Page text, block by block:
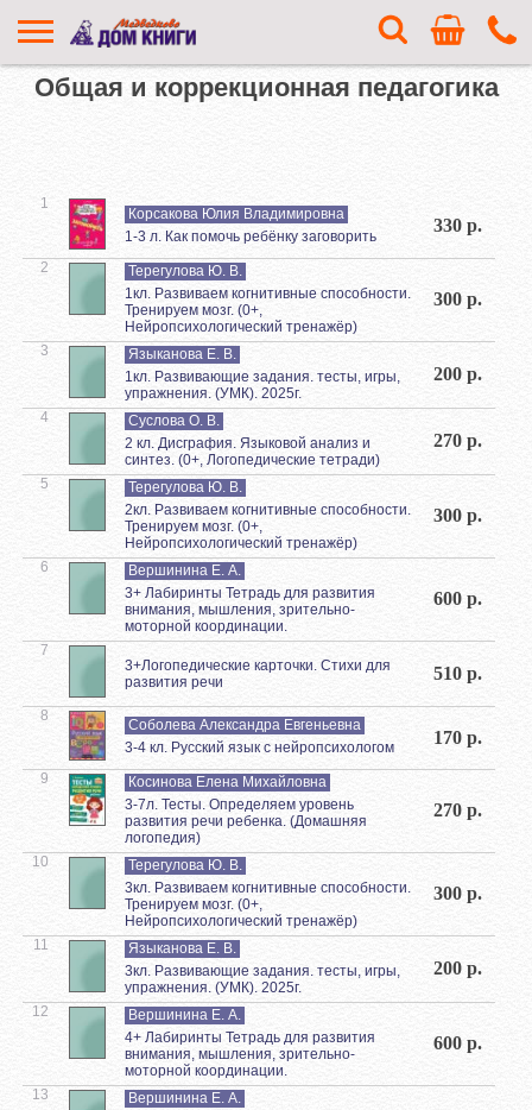
Общая и коррекционная педагогика
1
Корсакова Юлия Владимировна
1-3 л. Как помочь ребёнку заговорить
330 р.
2
Терегулова Ю. В.
1кл. Развиваем когнитивные способности.
Тренируем мозг. (0+,
Нейропсихологический тренажёр)
300 р.
3
Языканова Е. В.
1кл. Развивающие задания. тесты, игры,
упражнения. (УМК). 2025г.
200 р.
4
Суслова О. В.
2 кл. Дисграфия. Языковой анализ и
синтез. (0+, Логопедические тетради)
270 р.
5
Терегулова Ю. В.
2кл. Развиваем когнитивные способности.
Тренируем мозг. (0+,
Нейропсихологический тренажёр)
300 р.
6
Вершинина Е. А.
3+ Лабиринты Тетрадь для развития
внимания, мышления, зрительно-
моторной координации.
600 р.
7
3+Логопедические карточки. Стихи для
развития речи
510 р.
8
Соболева Александра Евгеньевна
3-4 кл. Русский язык с нейропсихологом
170 р.
9
Косинова Елена Михайловна
3-7л. Тесты. Определяем уровень
развития речи ребенка. (Домашняя
логопедия)
270 р.
10
Терегулова Ю. В.
3кл. Развиваем когнитивные способности.
Тренируем мозг. (0+,
Нейропсихологический тренажёр)
300 р.
11
Языканова Е. В.
3кл. Развивающие задания. тесты, игры,
упражнения. (УМК). 2025г.
200 р.
12
Вершинина Е. А.
4+ Лабиринты Тетрадь для развития
внимания, мышления, зрительно-
моторной координации.
600 р.
13
Вершинина Е. А.